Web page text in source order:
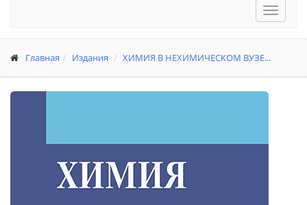
Toggle
Главная Издания ХИМИЯ В НЕХИМИЧЕСКОМ ВУЗЕ...